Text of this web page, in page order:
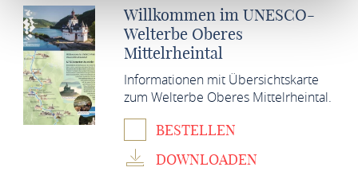
Willkommen im UNESCO-
Welterbe Oberes
Mittelrheintal
Informationen mit Übersichtskarte
zum Welterbe Oberes Mittelrheintal.
BESTELLEN
DOWNLOADEN